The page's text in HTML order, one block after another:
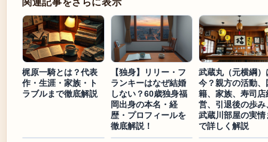
関連記事をさらに表示
梶原一騎とは？代表
作・生涯・家族・ト
ラブルまで徹底解説
【独身】リリー・フ
ランキーはなぜ結婚
しない？60歳独身福
岡出身の本名・経
歴・プロフィールを
徹底解説！
武蔵丸（元横綱）
今？親方の活動、
籍、家族、寿司店
営、引退後の歩み
武蔵川部屋の実情
で詳しく解説